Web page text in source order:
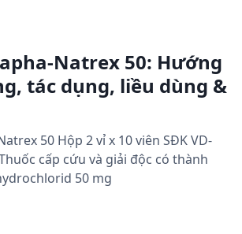
Natrex 50: Hướng
tác dụng, liều dùng &
50 Hộp 2 vỉ x 10 viên SĐK VD-
cấp cứu và giải độc có thành
50 mg